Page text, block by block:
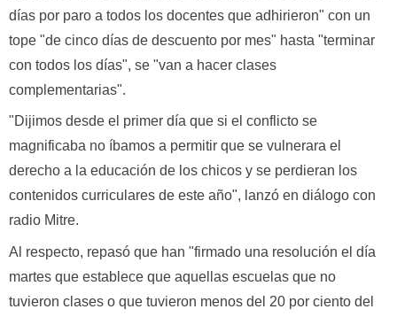
días por paro a todos los docentes que adhirieron" con un
tope "de cinco días de descuento por mes" hasta "terminar
con todos los días", se "van a hacer clases
complementarias".
"Dijimos desde el primer día que si el conflicto se
magnificaba no íbamos a permitir que se vulnerara el
derecho a la educación de los chicos y se perdieran los
contenidos curriculares de este año", lanzó en diálogo con
radio Mitre.
Al respecto, repasó que han "firmado una resolución el día
martes que establece que aquellas escuelas que no
tuvieron clases o que tuvieron menos del 20 por ciento del